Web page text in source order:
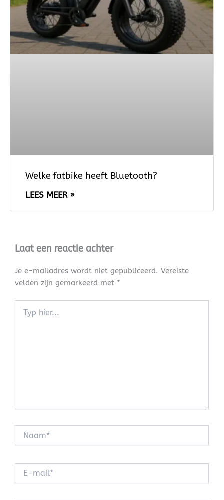
Welke fatbike heeft Bluetooth?
LEES MEER »
Laat een reactie achter
Je e-mailadres wordt niet gepubliceerd. Vereiste
velden zijn gemarkeerd met *
hier...
mail*